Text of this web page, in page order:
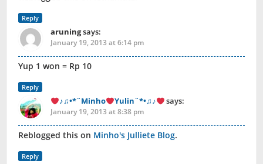
Reply
aruningsays:
January 19, 2013 at 6:14 pm
Yup 1 won = Rp 10
Reply
♪♫•*¨Minho Yulin¨*•♫♪ says:
January 19, 2013 at 8:38 pm
Reblogged this on Minho's Julliete Blog.
Reply